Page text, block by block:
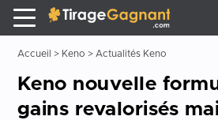
x
Tirage Gagnant
Accueil > Keno > Actualités Keno
Keno nouvelle
gains revalorisés